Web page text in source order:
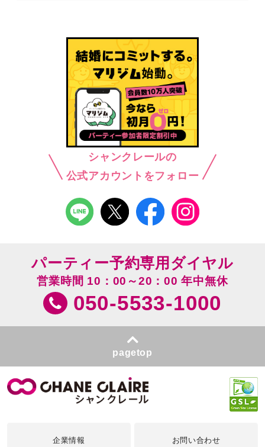
シャンクレールの
公式アカウントをフォロー
パーティー予約専用ダイヤル
営業時間 10：00～20：00 年中無休
050-5533-1000
pagetop
企業情報 お問い合わせ